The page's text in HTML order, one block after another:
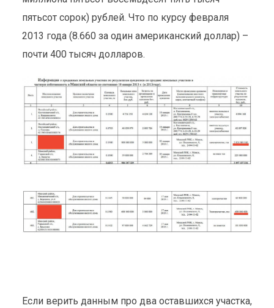
ИСТОРИЯ О КОРРУПЦИИ В
БЕЛАРУСИ С ХЕППИ-
пятьсот сорок) рублей. Что по курсу февраля
2013 года (8.660 за один американский доллар) –
почти 400 тысяч долларов.
Если верить данным про два оставшихся участка,